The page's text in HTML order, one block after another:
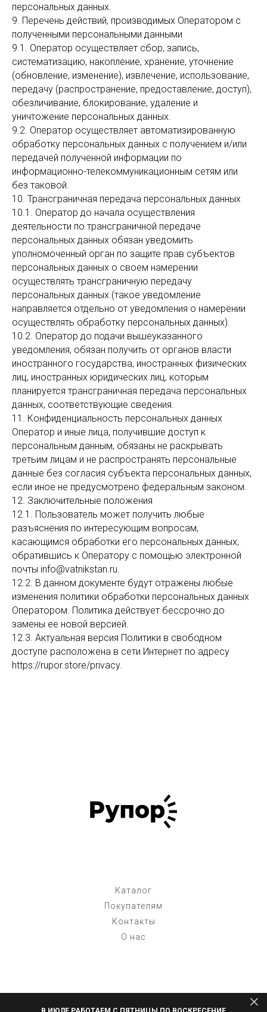
персональных данных.
9. Перечень действий, производимых Оператором с
полученными персональными данными
9.1. Оператор осуществляет сбор, запись,
систематизацию, накопление, хранение, уточнение
(обновление, изменение), извлечение, использование,
передачу (распространение, предоставление, доступ),
обезличивание, блокирование, удаление и
уничтожение персональных данных.
9.2. Оператор осуществляет автоматизированную
обработку персональных данных с получением и/или
передачей полученной информации по
информационно-телекоммуникационным сетям или
без таковой.
10. Трансграничная передача персональных данных
10.1. Оператор до начала осуществления
деятельности по трансграничной передаче
персональных данных обязан уведомить
уполномоченный орган по защите прав субъектов
персональных данных о своем намерении
осуществлять трансграничную передачу
персональных данных (такое уведомление
направляется отдельно от уведомления о намерении
осуществлять обработку персональных данных).
10.2. Оператор до подачи вышеуказанного
уведомления, обязан получить от органов власти
иностранного государства, иностранных физических
лиц, иностранных юридических лиц, которым
планируется трансграничная передача персональных
данных, соответствующие сведения.
11. Конфиденциальность персональных данных
Оператор и иные лица, получившие доступ к
персональным данным, обязаны не раскрывать
третьим лицам и не распространять персональные
данные без согласия субъекта персональных данных,
если иное не предусмотрено федеральным законом.
12. Заключительные положения
12.1. Пользователь может получить любые
разъяснения по интересующим вопросам,
касающимся обработки его персональных данных,
обратившись к Оператору с помощью электронной
почты info@vatnikstan.ru.
12.2. В данном документе будут отражены любые
изменения политики обработки персональных данных
Оператором. Политика действует бессрочно до
замены ее новой версией.
12.3. Актуальная версия Политики в свободном
доступе расположена в сети Интернет по адресу
https://rupor.store/privacy.
Каталог
Покупателям
Контакты
О нас